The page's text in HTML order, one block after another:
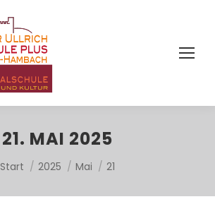
21. MAI 2025
Sie befinden sich hier:
Start 2025 Mai 21